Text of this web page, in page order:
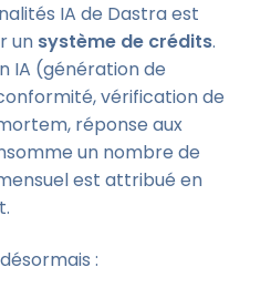
IA de Dastra est
un système de crédits.
IA (génération de
vérification de
réponse aux
un nombre de
est attribué en
: